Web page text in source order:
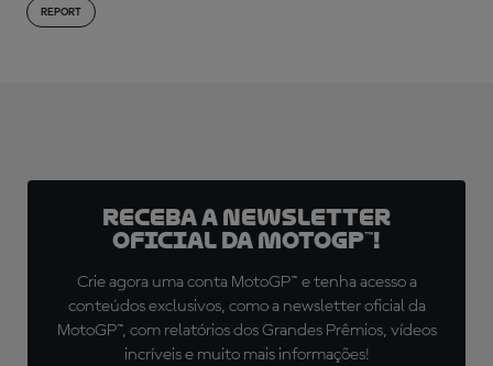
REPORT
Receba a newsletter
oficial da MotoGP™!
Crie agora uma conta MotoGP™ e tenha acesso a
conteúdos exclusivos, como a newsletter oficial da
MotoGP™, com relatórios dos Grandes Prêmios, vídeos
incríveis e muito mais informações!